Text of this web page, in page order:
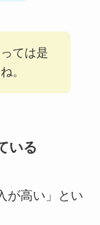
ては是
。
いる
が高い」とい